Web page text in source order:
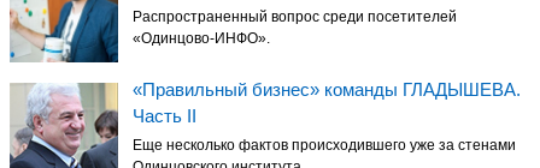
Распространенный вопрос среди посетителей
«Одинцово-ИНФО».
«Правильный бизнес» команды ГЛАДЫШЕВА.
Часть II
Еще несколько фактов происходившего уже за стенами